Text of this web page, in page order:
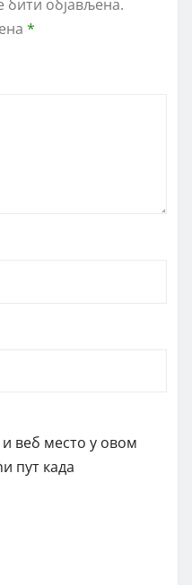
објављена.
*
веб место у овом
пут када